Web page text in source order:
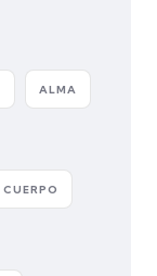
ALMA
CUERPO